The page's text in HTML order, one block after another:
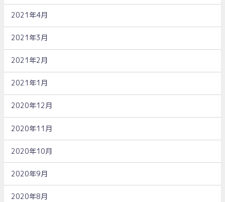
2021年4月
2021年3月
2021年2月
2021年1月
2020年12月
2020年11月
2020年10月
2020年9月
2020年8月